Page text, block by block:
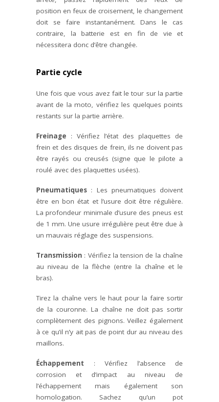
position en feux de croisement, le changement
doit se faire instantanément. Dans le cas
contraire, la batterie est en fin de vie et
nécessitera donc d’être changée.
Partie cycle
Une fois que vous avez fait le tour sur la partie
avant de la moto, vérifiez les quelques points
restants sur la partie arrière.
Freinage : Vérifiez l’état des plaquettes de
frein et des disques de frein, ils ne doivent pas
être rayés ou creusés (signe que le pilote a
roulé avec des plaquettes usées).
Pneumatiques : Les pneumatiques doivent
être en bon état et l’usure doit être régulière.
La profondeur minimale d’usure des pneus est
de 1 mm. Une usure irrégulière peut être due à
un mauvais réglage des suspensions.
Transmission : Vérifiez la tension de la chaîne
au niveau de la flèche (entre la chaîne et le
bras).
Tirez la chaîne vers le haut pour la faire sortir
de la couronne. La chaîne ne doit pas sortir
complètement des pignons. Veillez également
à ce qu’il n’y ait pas de point dur au niveau des
maillons.
Échappement : Vérifiez l’absence de
corrosion et d’impact au niveau de
l’échappement mais également son
homologation. Sachez qu’un pot